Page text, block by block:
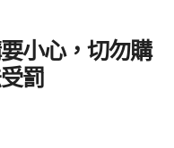
小心，切勿購
罰